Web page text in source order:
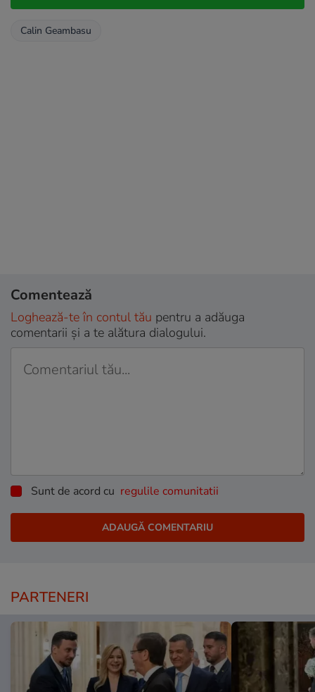
Calin Geambasu
Comentează
Loghează-te în contul tău pentru a adăuga
comentarii și a te alătura dialogului.
Sunt de acord cu regulile comunitatii
PARTENERI